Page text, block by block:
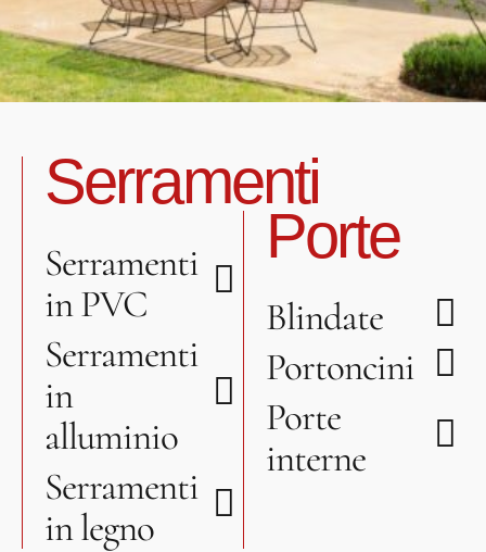
Serramenti
Serramenti
in PVC
Serramenti
in
alluminio
Serramenti
in legno
Porte
Blindate
Portoncini
Porte
interne